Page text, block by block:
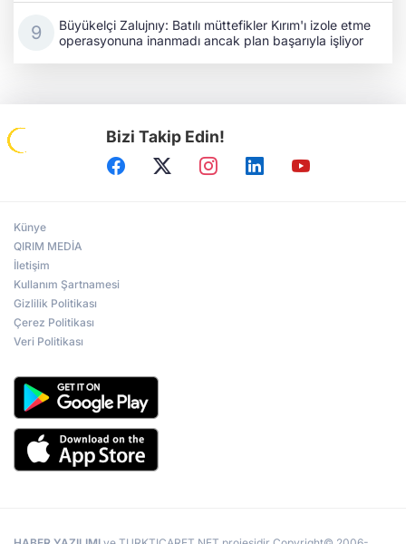
Büyükelçi Zalujnıy: Batılı müttefikler Kırım'ı izole etme
operasyonuna inanmadı ancak plan başarıyla işliyor
Bizi Takip Edin!
Künye
QIRIM MEDİA
İletişim
Kullanım Şartnamesi
Gizlilik Politikası
Çerez Politikası
Veri Politikası